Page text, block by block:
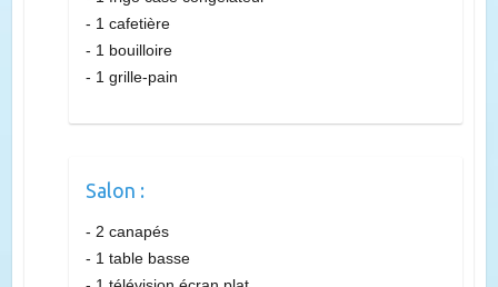
ustensiles de cuisine
- 1 frigo case congélateur
- 1 cafetière
- 1 grille-pain
Salon :
- 2 canapés